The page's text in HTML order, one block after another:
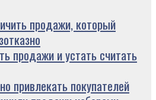
продажи, который
продажи и устать считать
привлекать покупателей